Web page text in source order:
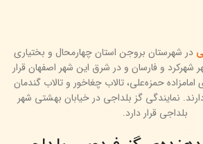
در شهرستان بروجن استان چهارمحال و بختیاری
شهرکرد و فارسان و در شرق این شهر اصفهان قرار
حمزه‌علی، تالاب چغاخور و تالاب گندمان
نمایندگی گز بلداجی در خیابان بهشتی شهر
بلداجی قرار دارد.